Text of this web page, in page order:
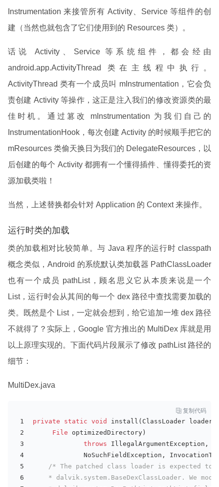
Instrumentation 来接管所有 Activity、Service 等组件的创
建（当然也就包含了它们使用到的 Resources 类）。
话说 Activity、Service 等系统组件，都会经由
android.app.ActivityThread 类在主线程中执行。
ActivityThread 类有一个成员叫 mInstrumentation，它会负
责创建 Activity 等操作，这正是注入我们的修改资源类的最
佳时机。通过篡改 mInstrumentation 为我们自己的
InstrumentationHook，每次创建 Activity 的时候顺手把它的
mResources 类偷天换日为我们的 DelegateResources，以
后创建的每个 Activity 都拥有一个懂得插件、懂得委托的资
源加载类啦！
当然，上述替换都会针对 Application 的 Context 来操作。
运行时类的加载
类的加载相对比较简单。与 Java 程序的运行时 classpath
概念类似，Android 的系统默认类加载器 PathClassLoader
也有一个成员 pathList，顾名思义它从本质来说是一个
List，运行时会从其间的每一个 dex 路径中查找需要加载的
类。既然是个 List，一定就会想到，给它追加一堆 dex 路径
不就得了？实际上，Google 官方推出的 MultiDex 库就是用
以上原理实现的。下面代码片段展示了修改 pathList 路径的
细节：
MultiDex.java
 复制代码
private static void
install(ClassLoader
File optimizedDirectory)
throws IllegalArgumentException,
NoSuchFieldException,
/* The patched class loader is expected to
* dalvik.system.BaseDexClassLoader. We